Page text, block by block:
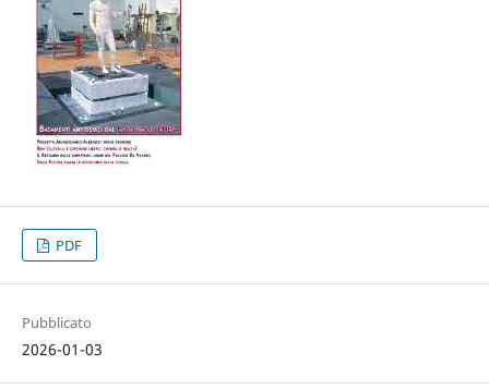
PDF
Pubblicato
2026-01-03